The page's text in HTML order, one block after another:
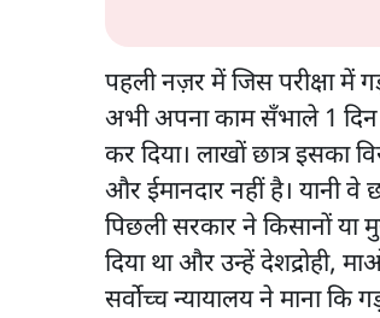
पहली नज़र में जिस परीक्षा में
अभी अपना काम सँभाले 1 दिन
कर दिया। लाखों छात्र इसका
और ईमानदार नहीं है। यानी
पिछली सरकार ने किसानों
दिया था और उन्हें देशद्रोही,
सर्वोच्च न्यायालय ने माना